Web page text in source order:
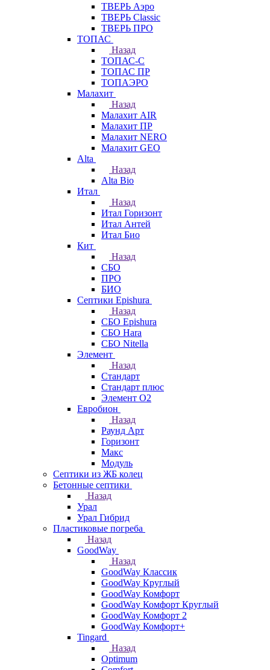
ТВЕРЬ Аэро
ТВЕРЬ Classic
ТВЕРЬ ПРО
ТОПАС
Назад
ТОПАС-С
ТОПАС ПР
ТОПАЭРО
Малахит
Назад
Малахит AIR
Малахит ПР
Малахит NERO
Малахит GEO
Alta
Назад
Alta Bio
Итал
Назад
Итал Горизонт
Итал Антей
Итал Био
Кит
Назад
СБО
ПРО
БИО
Септики Epishura
Назад
СБО Epishura
СБО Hara
СБО Nitella
Элемент
Назад
Стандарт
Стандарт плюс
Элемент О2
Евробион
Назад
Раунд Арт
Горизонт
Макс
Модуль
Септики из ЖБ колец
Бетонные септики
Назад
Урал
Урал Гибрид
Пластиковые погреба
Назад
GoodWay
Назад
GoodWay Классик
GoodWay Круглый
GoodWay Комфорт
GoodWay Комфорт Круглый
GoodWay Комфорт 2
GoodWay Комфорт+
Tingard
Назад
Optimum